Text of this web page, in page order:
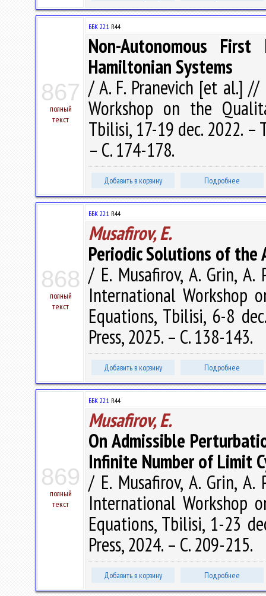
867
полный
текст
ББК 22.1 R44
Non-Autonomous
Hamiltonian Systems
/ A. F. Pranevich [et al.]
Workshop on the
Tbilisi, 17-19 dec. 2022. –
– С. 174-178.
Добавить в корзину Подробнее
868
полный
текст
ББК 22.1 R44
Musafirov, E.
Periodic Solutions of the
/ E. Musafirov, A. Grin,
International Workshop
Equations, Tbilisi, 6-8
Press, 2025. – С. 138-143.
Добавить в корзину Подробнее
869
полный
текст
ББК 22.1 R44
Musafirov, E.
On Admissible
Infinite Number of Limit
/ E. Musafirov, A. Grin,
International Workshop
Equations, Tbilisi, 1-23
Press, 2024. – С. 209-215.
Добавить в корзину Подробнее